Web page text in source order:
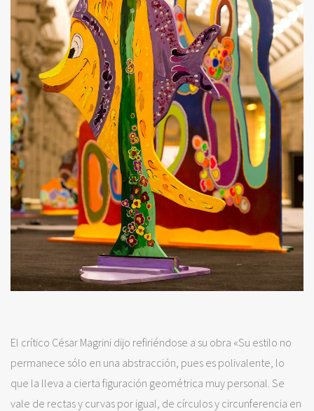
El crítico César Magrini dijo refiriéndose a su obra «Su estilo no
permanece sólo en una abstracción, pues es polivalente, lo
que la lleva a cierta figuración geométrica muy personal. Se
vale de rectas y curvas por igual, de círculos y circunferencia en